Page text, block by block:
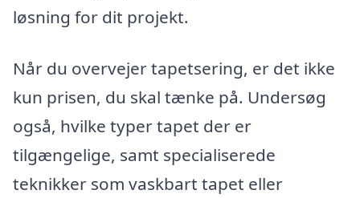
løsning for dit projekt.
Når du overvejer tapetsering, er det ikke
kun prisen, du skal tænke på. Undersøg
også, hvilke typer tapet der er
tilgængelige, samt specialiserede
teknikker som vaskbart tapet eller